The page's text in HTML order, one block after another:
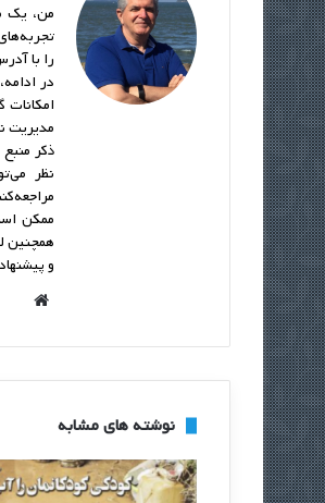
مدیریت
ذکر
نظر
ممکن
همچنین
و
نوشته های مشابه